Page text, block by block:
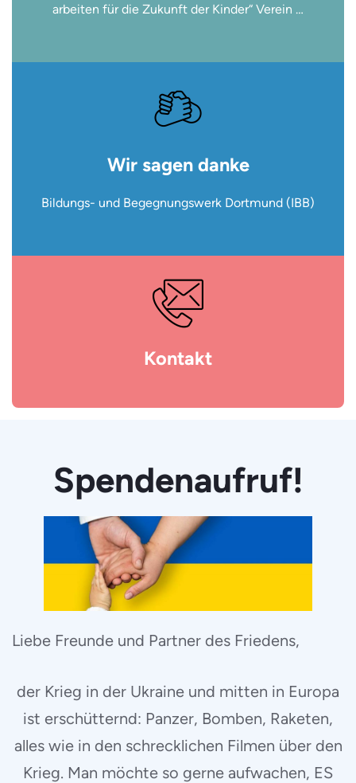
arbeiten für die Zukunft der Kinder“ Verein …
Wir sagen danke
Bildungs- und Begegnungswerk Dortmund (IBB)
Kontakt
Spendenaufruf!
Liebe Freunde und Partner des Friedens,
der Krieg in der Ukraine und mitten in Europa
ist erschütternd: Panzer, Bomben, Raketen,
alles wie in den schrecklichen Filmen über den
Krieg. Man möchte so gerne aufwachen, ES